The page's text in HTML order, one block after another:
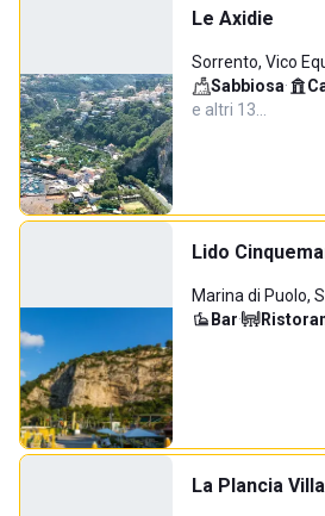
Le Axidie
Sorrento, Vico
Sabbiosa·
e altri 13…
Lido
Marina di Puolo,
Bar·
La Plancia